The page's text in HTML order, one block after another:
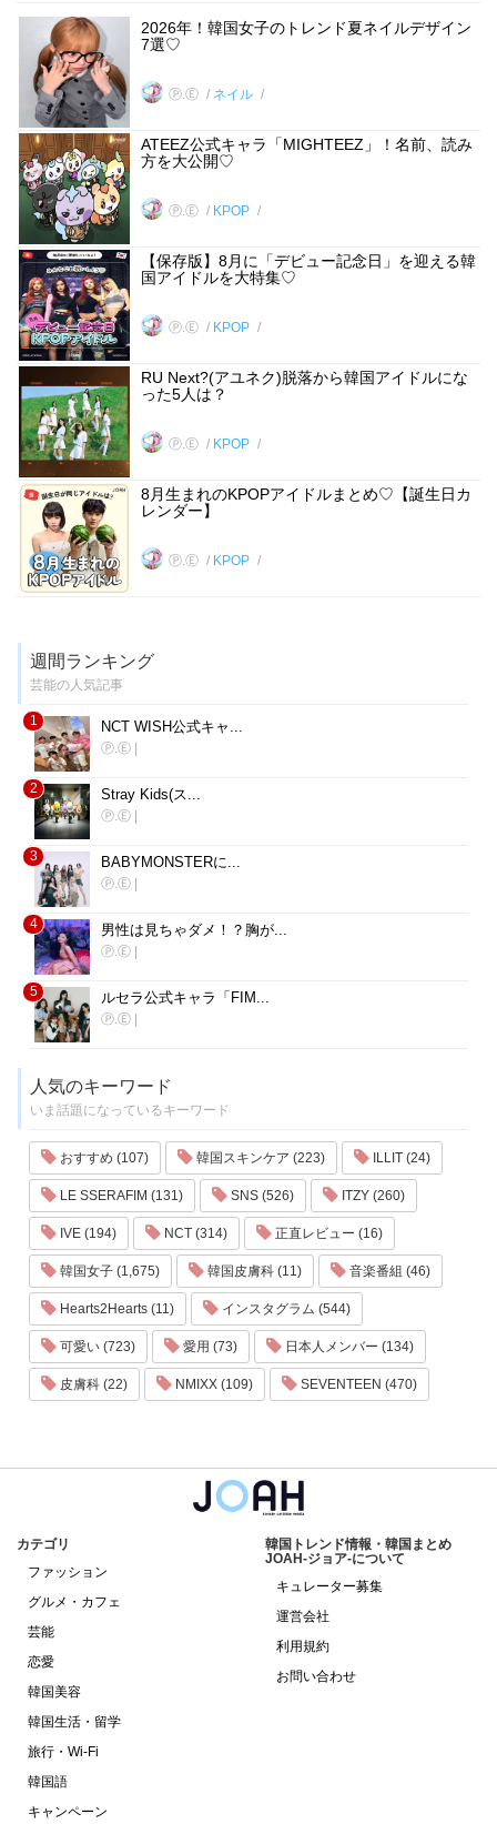
2026年！韓国女子のトレンド夏ネイルデザイン
7選♡
Ⓟ.Ⓔ ネイル
ATEEZ公式キャラ「MIGHTEEZ」！名前、読み
方を大公開♡
Ⓟ.Ⓔ KPOP
【保存版】8月に「デビュー記念日」を迎える韓
国アイドルを大特集♡
Ⓟ.Ⓔ KPOP
RU Next?(アユネク)脱落から韓国アイドルにな
った5人は？
Ⓟ.Ⓔ KPOP
8月生まれのKPOPアイドルまとめ♡【誕生日カ
レンダー】
Ⓟ.Ⓔ KPOP
週間ランキング
芸能の人気記事
1 NCT WISH公式キャ...
Ⓟ.Ⓔ |
2 Stray Kids(ス...
Ⓟ.Ⓔ |
3 BABYMONSTERに...
Ⓟ.Ⓔ |
4 男性は見ちゃダメ！？胸が...
Ⓟ.Ⓔ |
5 ルセラ公式キャラ「FIM...
Ⓟ.Ⓔ |
人気のキーワード
いま話題になっているキーワード
おすすめ (107) 韓国スキンケア (223) ILLIT (24)
LE SSERAFIM (131) SNS (526) ITZY (260)
IVE (194) NCT (314) 正直レビュー (16)
韓国女子 (1,675) 韓国皮膚科 (11) 音楽番組 (46)
Hearts2Hearts (11) インスタグラム (544)
可愛い (723) 愛用 (73) 日本人メンバー (134)
皮膚科 (22) NMIXX (109) SEVENTEEN (470)
カテゴリ
ファッション
グルメ・カフェ
芸能
恋愛
韓国美容
韓国生活・留学
旅行・Wi-Fi
韓国語
キャンペーン
韓国トレンド情報・韓国まとめ
JOAH-ジョア-について
キュレーター募集
運営会社
利用規約
お問い合わせ